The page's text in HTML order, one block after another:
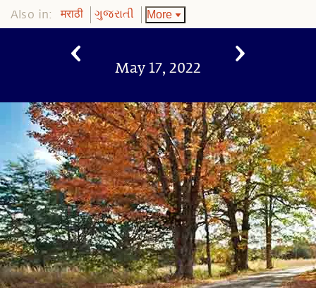
Also in: मराठी ગુજરાતી More
May 17, 2022